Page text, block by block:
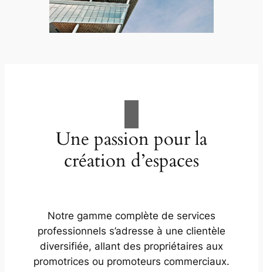
Une passion pour la
création d’espaces
Notre gamme complète de services
professionnels s’adresse à une clientèle
diversifiée, allant des propriétaires aux
promotrices ou promoteurs commerciaux.